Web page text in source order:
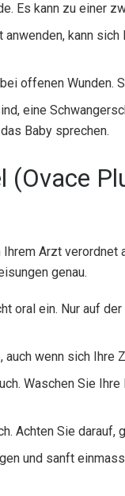
Es kann zu einer
kann sich
offenen Wunden.
eine
Baby sprechen.
(Ovace
Arzt verordnet
genau.
oral ein. Nur auf der
wenn sich Ihre
Waschen Sie Ihre
Achten Sie darauf,
und sanft